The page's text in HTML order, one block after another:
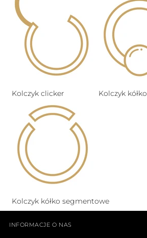
Kolczyk clicker Kolczyk kółko
Kolczyk kółko segmentowe
INFORMACJE O NAS